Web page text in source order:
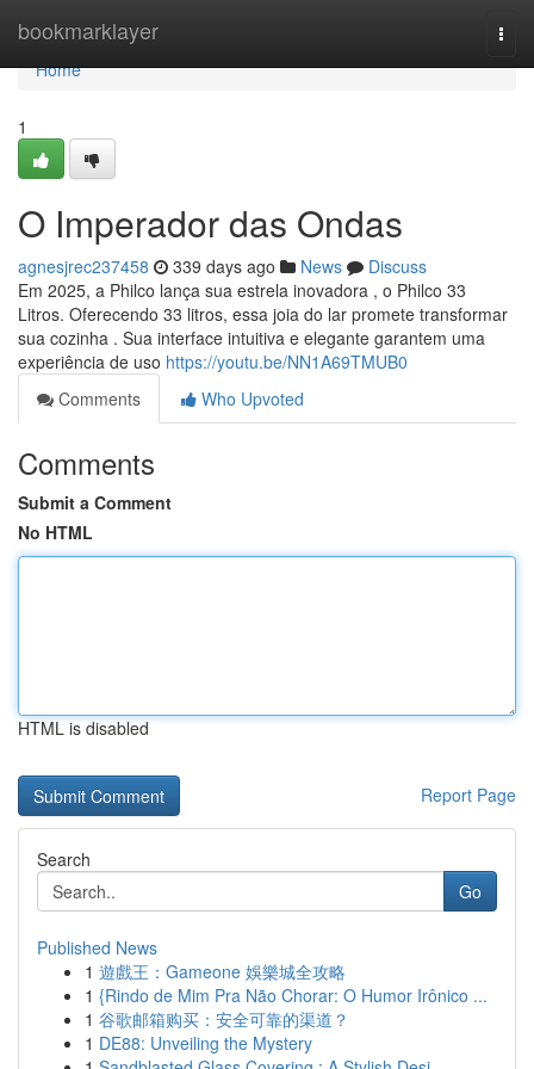
bookmarklayer
Home
Home
1
O Imperador das Ondas
agnesjrec237458 339 days ago News
Discuss
Em 2025, a Philco lança sua estrela inovadora , o Philco 33
Litros. Oferecendo 33 litros, essa joia do lar promete transformar
sua cozinha . Sua interface intuitiva e elegante garantem uma
experiência de uso https://youtu.be/NN1A69TMUB0
Comments
Who Upvoted
Comments
Submit a Comment
No HTML
HTML is disabled
Report Page
Search
Go
Published News
1 遊戲王：Gameone 娛樂城全攻略
1 {Rindo de Mim Pra Não Chorar: O Humor Irônico ...
1 谷歌邮箱购买：安全可靠的渠道？
1 DE88: Unveiling the Mystery